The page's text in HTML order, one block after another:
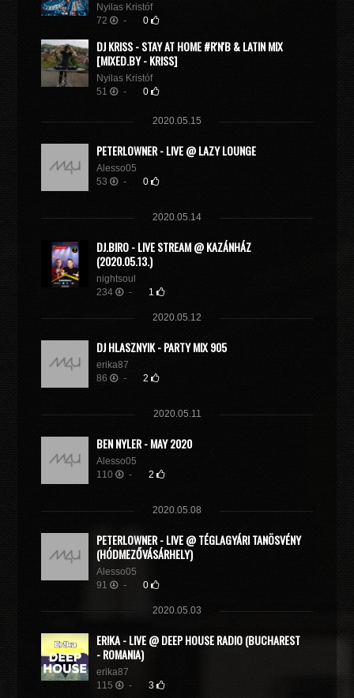
Nyilas Kristóf
72
- 0
DJ KRISS - STAY AT HOME #R'N'B & LATIN MIX
[MIXED.BY - KRISS]
Nyilas Kristóf
51
- 0
2020.05.15
PETERLOWNER - LIVE @ LAZY LOUNGE
Alesso05
53
- 0
2020.05.14
DJ.BIRO - LIVE STREAM @ KAZÁNHÁZ
(2020.05.13.)
nightsoul
234
- 1
2020.05.12
DJ HLASZNYIK - PARTY MIX 905
erika87
86
- 2
2020.05.11
BEN NYLER - MAY 2020
Alesso05
110
- 2
2020.05.08
PETERLOWNER - LIVE @ TÉGLAGYÁRI TANÖSVÉNY
(HÓDMEZŐVÁSÁRHELY)
Alesso05
91
- 0
2020.05.03
ER!KA - LIVE @ DEEP HOUSE RADIO (BUCHAREST
- ROMANIA)
erika87
115
- 3